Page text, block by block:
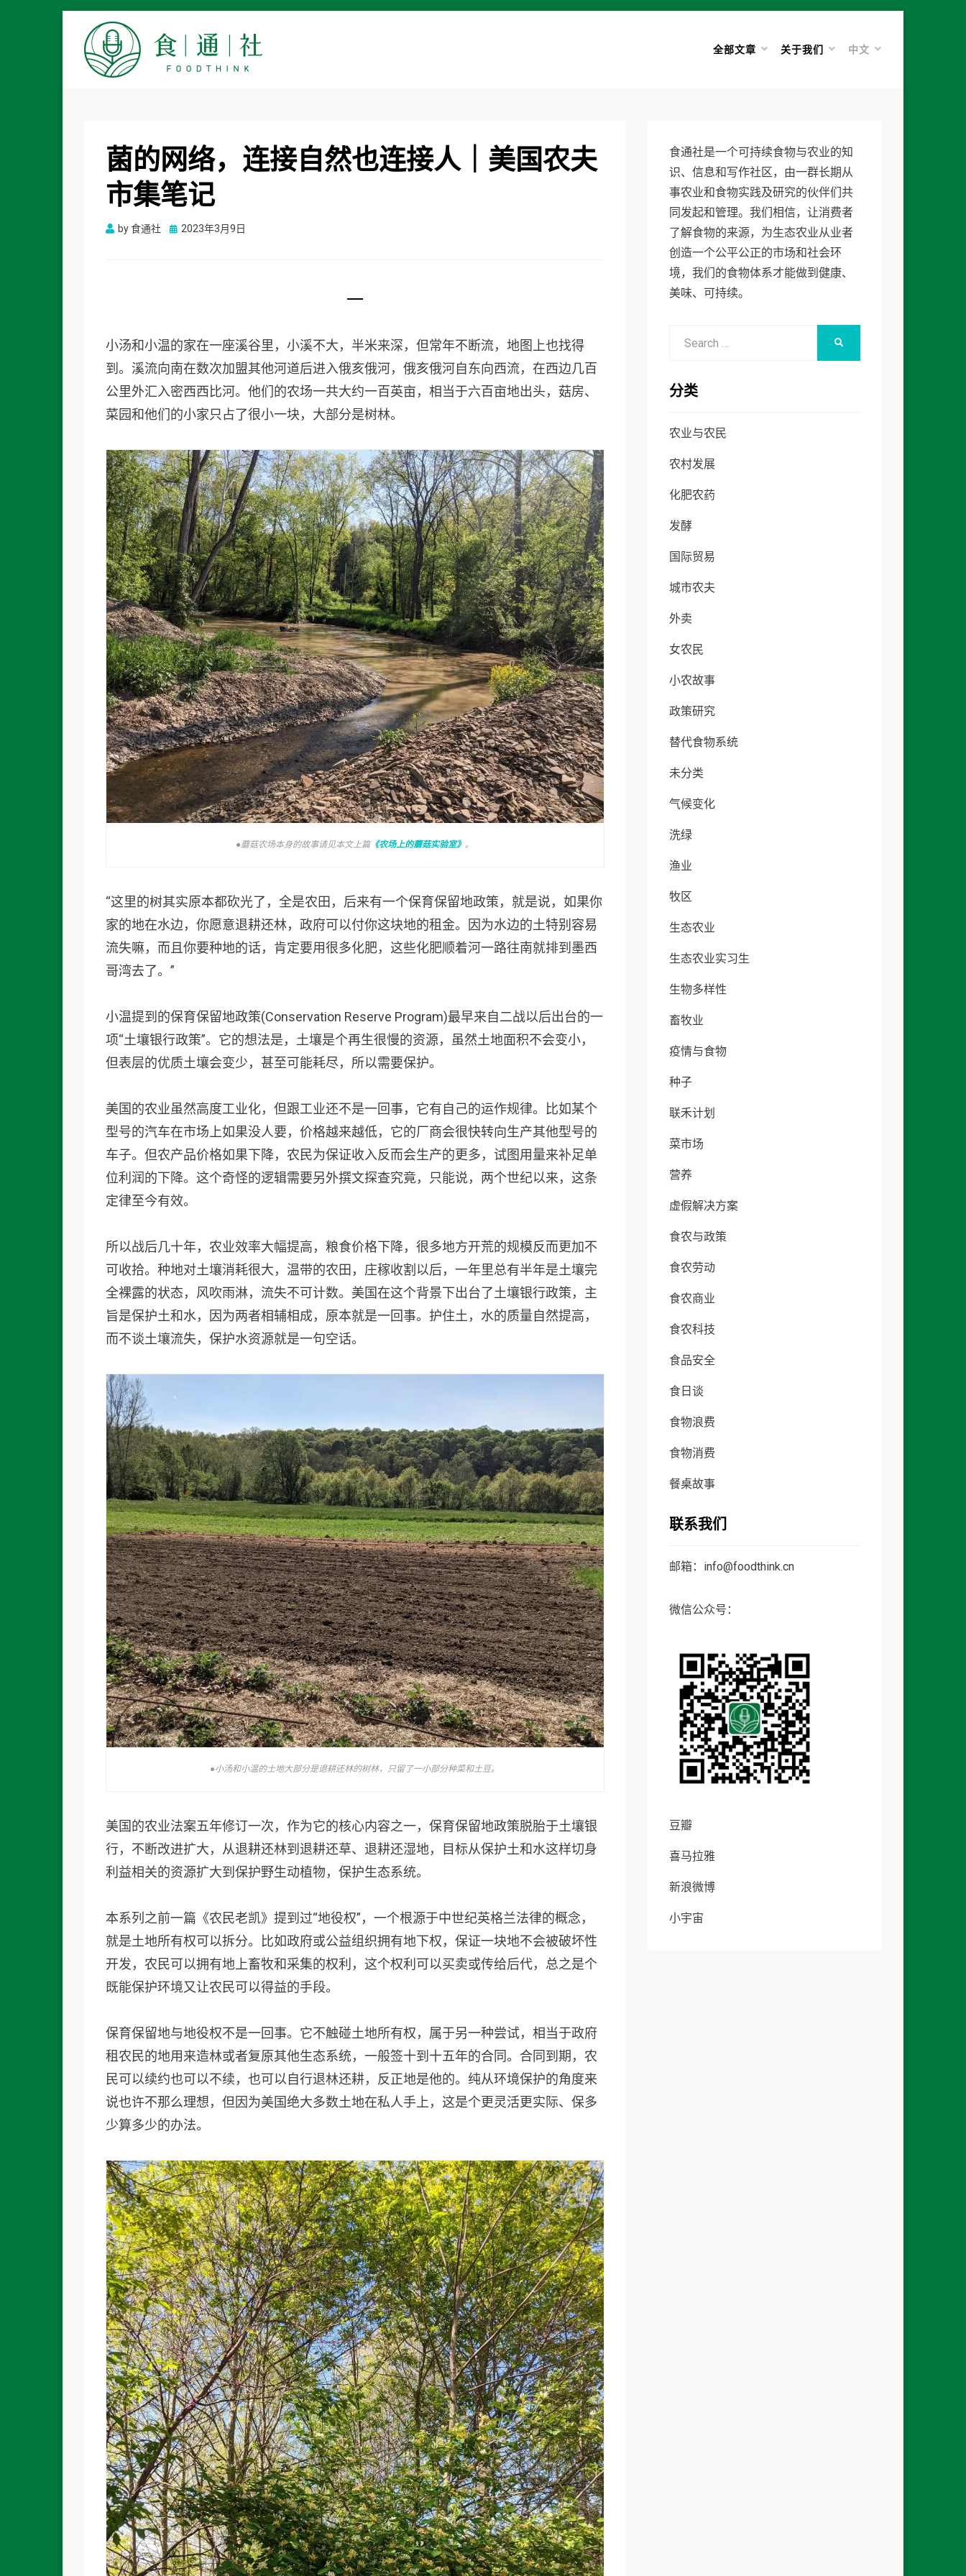
全部文章 关于我们 中文
菌的网络，连接自然也连接人｜美国农夫
市集笔记
by食通社
Posted
2023年3月9日
一
小汤和小温的家在一座溪谷里，小溪不大，半米来深，但常年不断流，地图上也找得
到。溪流向南在数次加盟其他河道后进入俄亥俄河，俄亥俄河自东向西流，在西边几百
公里外汇入密西西比河。他们的农场一共大约一百英亩，相当于六百亩地出头，菇房、
菜园和他们的小家只占了很小一块，大部分是树林。
●蘑菇农场本身的故事请见本文上篇《农场上的蘑菇实验室》 。
“这里的树其实原本都砍光了，全是农田，后来有一个保育保留地政策，就是说，如果你
家的地在水边，你愿意退耕还林，政府可以付你这块地的租金。因为水边的土特别容易
流失嘛，而且你要种地的话，肯定要用很多化肥，这些化肥顺着河一路往南就排到墨西
哥湾去了。”
小温提到的保育保留地政策(Conservation Reserve Program)最早来自二战以后出台的一
项“土壤银行政策”。它的想法是，土壤是个再生很慢的资源，虽然土地面积不会变小，
但表层的优质土壤会变少，甚至可能耗尽，所以需要保护。
美国的农业虽然高度工业化，但跟工业还不是一回事，它有自己的运作规律。比如某个
型号的汽车在市场上如果没人要，价格越来越低，它的厂商会很快转向生产其他型号的
车子。但农产品价格如果下降，农民为保证收入反而会生产的更多，试图用量来补足单
位利润的下降。这个奇怪的逻辑需要另外撰文探查究竟，只能说，两个世纪以来，这条
定律至今有效。
所以战后几十年，农业效率大幅提高，粮食价格下降，很多地方开荒的规模反而更加不
可收拾。种地对土壤消耗很大，温带的农田，庄稼收割以后，一年里总有半年是土壤完
全裸露的状态，风吹雨淋，流失不可计数。美国在这个背景下出台了土壤银行政策，主
旨是保护土和水，因为两者相辅相成，原本就是一回事。护住土，水的质量自然提高，
而不谈土壤流失，保护水资源就是一句空话。
●小汤和小温的土地大部分是退耕还林的树林，只留了一小部分种菜和土豆。
美国的农业法案五年修订一次，作为它的核心内容之一，保育保留地政策脱胎于土壤银
行，不断改进扩大，从退耕还林到退耕还草、退耕还湿地，目标从保护土和水这样切身
利益相关的资源扩大到保护野生动植物，保护生态系统。
本系列之前一篇《农民老凯》提到过“地役权”，一个根源于中世纪英格兰法律的概念，
就是土地所有权可以拆分。比如政府或公益组织拥有地下权，保证一块地不会被破坏性
开发，农民可以拥有地上畜牧和采集的权利，这个权利可以买卖或传给后代，总之是个
既能保护环境又让农民可以得益的手段。
保育保留地与地役权不是一回事。它不触碰土地所有权，属于另一种尝试，相当于政府
租农民的地用来造林或者复原其他生态系统，一般签十到十五年的合同。合同到期，农
民可以续约也可以不续，也可以自行退林还耕，反正地是他的。纯从环境保护的角度来
说也许不那么理想，但因为美国绝大多数土地在私人手上，这是个更灵活更实际、保多
少算多少的办法。
食通社是一个可持续食物与农业的知
识、信息和写作社区，由一群长期从
事农业和食物实践及研究的伙伴们共
同发起和管理。我们相信，让消费者
了解食物的来源，为生态农业从业者
创造一个公平公正的市场和社会环
境，我们的食物体系才能做到健康、
美味、可持续。
分类
农业与农民
农村发展
化肥农药
发酵
国际贸易
城市农夫
外卖
女农民
小农故事
政策研究
替代食物系统
未分类
气候变化
洗绿
渔业
牧区
生态农业
生态农业实习生
生物多样性
畜牧业
疫情与食物
种子
联禾计划
菜市场
营养
虚假解决方案
食农与政策
食农劳动
食农商业
食农科技
食品安全
食日谈
食物浪费
食物消费
餐桌故事
联系我们
邮箱：info@foodthink.cn
微信公众号：
豆瓣
喜马拉雅
新浪微博
小宇宙